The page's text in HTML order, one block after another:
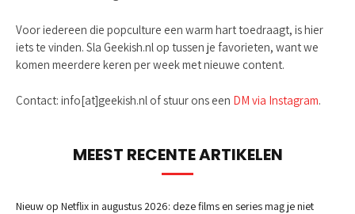
Voor iedereen die popculture een warm hart toedraagt, is hier
iets te vinden. Sla Geekish.nl op tussen je favorieten, want we
komen meerdere keren per week met nieuwe content.
Contact: info[at]geekish.nl of stuur ons een DM via Instagram.
MEEST RECENTE ARTIKELEN
Nieuw op Netflix in augustus 2026: deze films en series mag je niet